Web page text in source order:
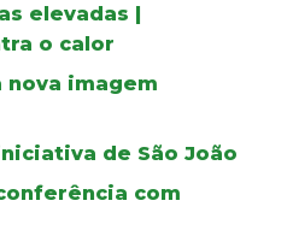
elevadas |
o calor
nova imagem
de São João
com